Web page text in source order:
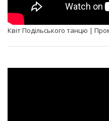
Квіт Подільського танцю |